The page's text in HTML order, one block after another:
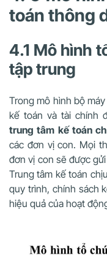
toán thông
4.1 Mô hình
tập trung
Trong mô hình bộ
kế toán và tài chính
trung tâm kế toán
các đơn vị con. Mọi
đơn vị con sẽ được
Trung tâm kế toán
quy trình, chính sách
hiệu quả của hoạt